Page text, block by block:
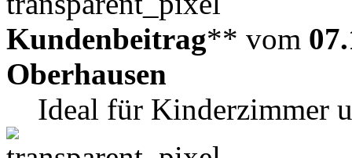
Kundenbeitrag** vom
Oberhausen
Ideal für Kinderzimmer